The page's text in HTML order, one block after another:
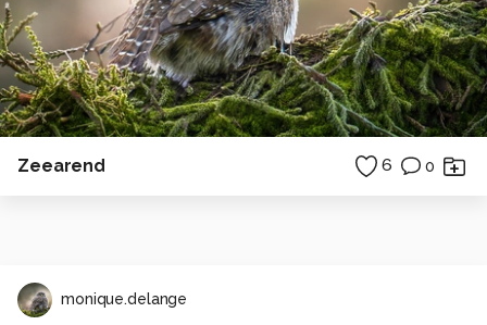
Zeearend 6 0
monique.delange